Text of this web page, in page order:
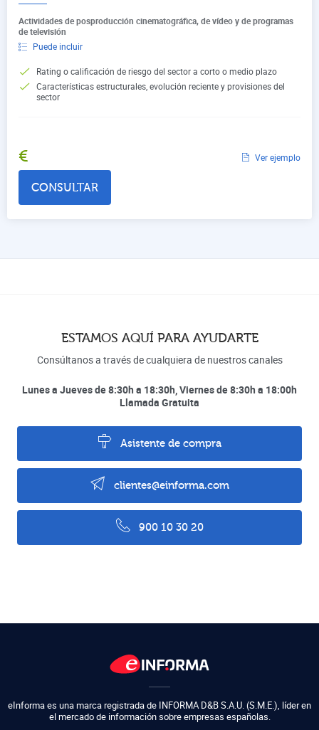
Actividades de posproducción cinematográfica, de vídeo y de programas
de televisión
Puede incluir
Rating o calificación de riesgo del sector a corto o medio plazo
Características estructurales, evolución reciente y provisiones del
sector
€ Ver ejemplo
CONSULTAR
ESTAMOS AQUÍ PARA AYUDARTE
Consúltanos a través de cualquiera de nuestros canales
Lunes a Jueves de 8:30h a 18:30h, Viernes de 8:30h a 18:00h
Llamada Gratuita
Asistente de compra
clientes@einforma.com
900 10 30 20
eInforma es una marca registrada de INFORMA D&B S.A.U. (S.M.E.), líder en
el mercado de información sobre empresas españolas.